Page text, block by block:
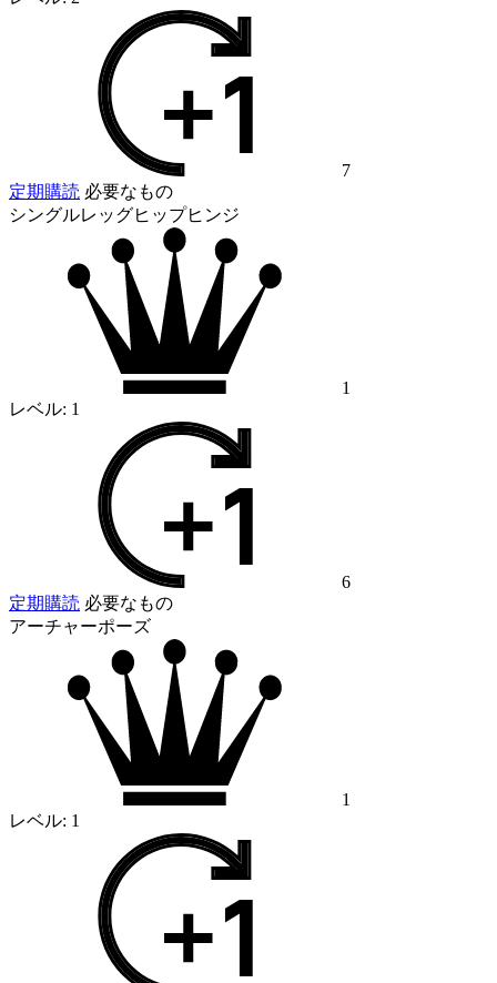
7
定期購読 必要なもの
シングルレッグヒップヒンジ
1
レベル: 1
6
定期購読 必要なもの
アーチャーポーズ
1
レベル: 1